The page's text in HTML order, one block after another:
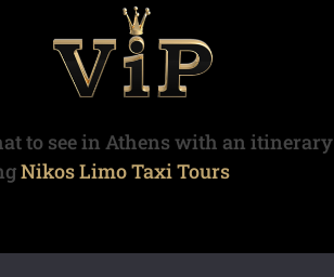
to see in Athens with an itinerary
Nikos Limo Taxi Tours